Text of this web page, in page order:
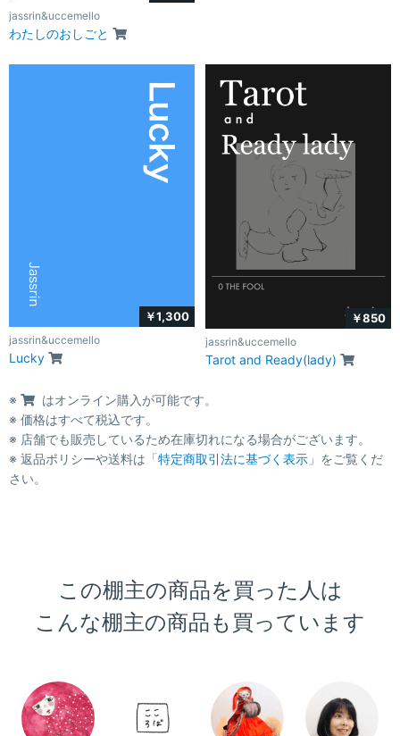
jassrin&uccemello
わたしのおしごと
￥1,300
jassrin&uccemello
Lucky
￥850
jassrin&uccemello
Tarot and Ready(lady)
※
はオンライン購入が可能です。
※ 価格はすべて税込です。
※ 店舗でも販売しているため在庫切れになる場合がございます。
※ 返品ポリシーや送料は「特定商取引法に基づく表示 」をご覧くだ
さい。
この棚主の商品を買った人は
こんな棚主の商品も買っています